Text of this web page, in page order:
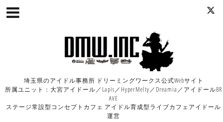
埼玉県のアイドル事務所 ドリーミングワークス公式Webサイト
所属ユニット：大宮アイドール／Lapis／HyperMelty／Dreamia／アイドールBR
AVE
ステージ常設型コンセプトカフェ アイドル育成型ライブカフェアイドール
運営